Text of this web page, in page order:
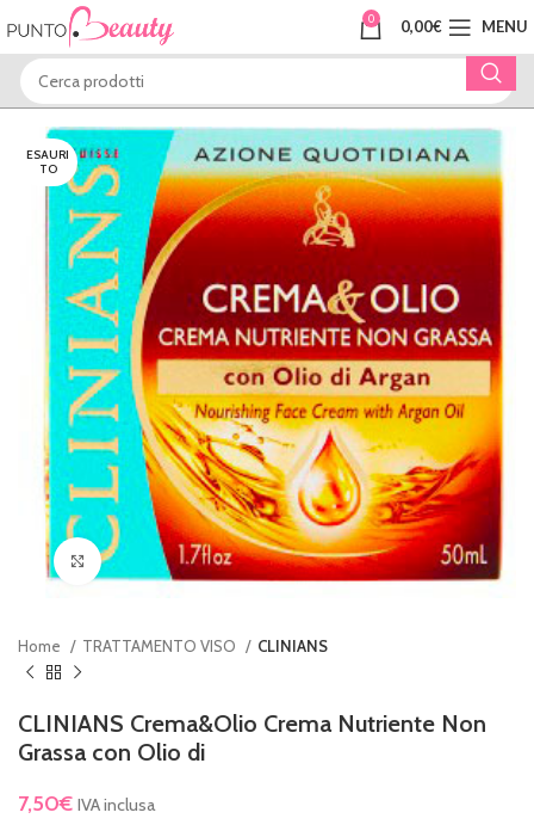
0 0,00€ MENU
ESAURI
TO
Clicca per ingrandire
Home TRATTAMENTO VISO CLINIANS
CLINIANS Crema&Olio Crema Nutriente Non
Grassa con Olio di
7,50€ IVA inclusa